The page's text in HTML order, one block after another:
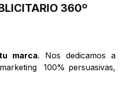
360º
marca. Nos dedicamos a
100% persuasivas,